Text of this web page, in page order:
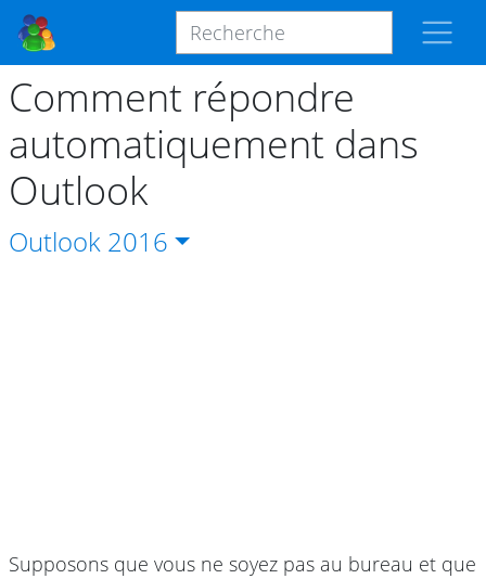
Comment répondre
automatiquement dans
Outlook
Outlook 2016
Supposons que vous ne soyez pas au bureau et que